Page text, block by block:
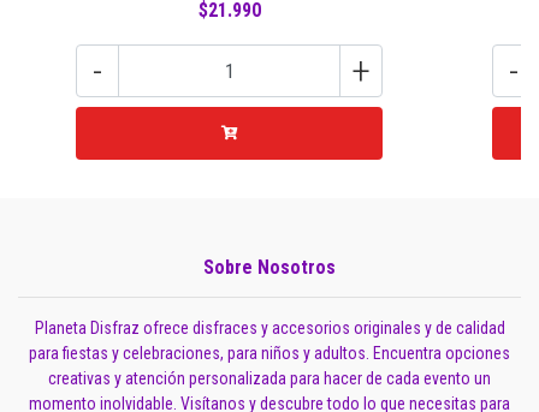
$21.990
- + -
Sobre Nosotros
Planeta Disfraz ofrece disfraces y accesorios originales y de calidad
para fiestas y celebraciones, para niños y adultos. Encuentra opciones
creativas y atención personalizada para hacer de cada evento un
momento inolvidable. Visítanos y descubre todo lo que necesitas para